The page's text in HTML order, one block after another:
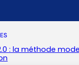
: la méthode